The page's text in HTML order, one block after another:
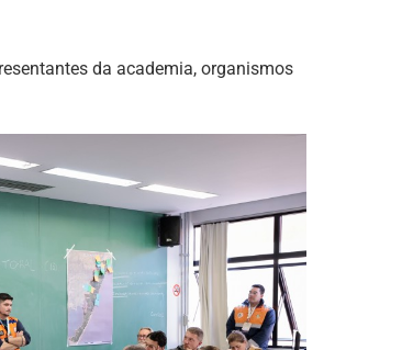
da academia, organismos